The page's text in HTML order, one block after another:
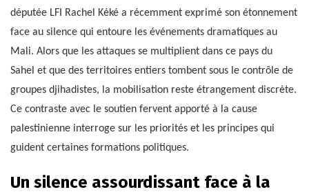
députée LFI Rachel Kéké a récemment exprimé son étonnement
face au silence qui entoure les événements dramatiques au
Mali. Alors que les attaques se multiplient dans ce pays du
Sahel et que des territoires entiers tombent sous le contrôle de
groupes djihadistes, la mobilisation reste étrangement discrète.
Ce contraste avec le soutien fervent apporté à la cause
palestinienne interroge sur les priorités et les principes qui
guident certaines formations politiques.
Un silence assourdissant face à la